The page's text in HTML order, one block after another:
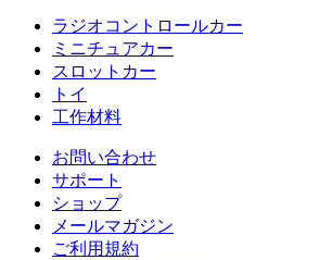
ラジオコントロールカー
ミニチュアカー
スロットカー
トイ
工作材料
お問い合わせ
サポート
ショップ
メールマガジン
ご利用規約